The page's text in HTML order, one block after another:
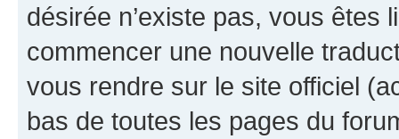
désirée n’existe pas, vous êtes
commencer une nouvelle
vous rendre sur le site officiel
bas de toutes les pages du